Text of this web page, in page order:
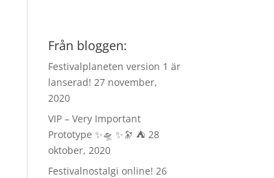
Från bloggen:
Festivalplaneten version 1 är
lanserad! 27 november,
2020
VIP – Very Important
Prototype ✨🛸 ✨🔭 ⛺️ 28
oktober, 2020
Festivalnostalgi online! 26